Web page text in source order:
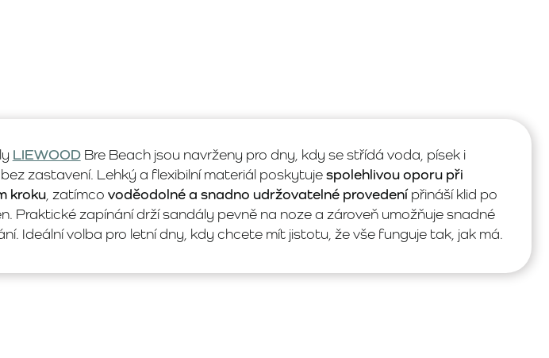
LIEWOODBre Beach jsou navrženy pro dny, kdy se střídá voda, písek i
zastavení. Lehký a flexibilní materiál poskytujespolehlivou oporu při
kroku, zatímco voděodolné a snadno udržovatelné provedenípřináší klid po
Praktické zapínání drží sandály pevně na noze a zároveň umožňuje snadné
Ideální volba pro letní dny, kdy chcete mít jistotu, že vše funguje tak, jak má.